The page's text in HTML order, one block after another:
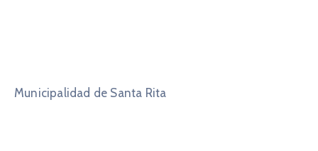
Municipalidad de Santa Rita